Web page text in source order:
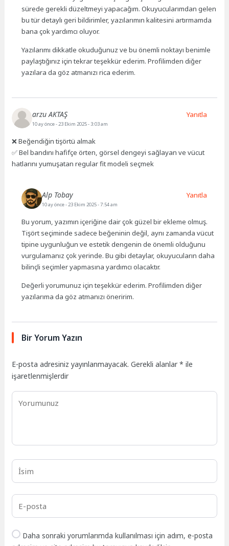
sürede gerekli düzeltmeyi yapacağım. Okuyucularımdan gelen
bu tür detaylı geri bildirimler, yazılarımın kalitesini artırmamda
bana çok yardımcı oluyor.
Yazılarımı dikkatle okuduğunuz ve bu önemli noktayı benimle
paylaştığınız için tekrar teşekkür ederim. Profilimden diğer
yazılara da göz atmanızı rica ederim.
arzu AKTAŞ
10 ay önce- 23 Ekim 2025 - 3:03 am
❌ Beğendiğin tişörtü almak
✅ Bel bandını hafifçe örten, görsel dengeyi sağlayan ve vücut
hatlarını yumuşatan regular fit modeli seçmek
Yanıtla
Alp Tobay
10 ay önce- 23 Ekim 2025 - 7:54 am
Bu yorum, yazımın içeriğine dair çok güzel bir ekleme olmuş.
Tişört seçiminde sadece beğeninin değil, aynı zamanda vücut
tipine uygunluğun ve estetik dengenin de önemli olduğunu
vurgulamanız çok yerinde. Bu gibi detaylar, okuyucuların daha
bilinçli seçimler yapmasına yardımcı olacaktır.
Değerli yorumunuz için teşekkür ederim. Profilimden diğer
yazılarıma da göz atmanızı öneririm.
Yanıtla
Bir Yorum Yazın
E-posta adresiniz yayınlanmayacak. Gerekli alanlar* ile
işaretlenmişlerdir
Daha sonraki yorumlarımda kullanılması için adım, e-posta